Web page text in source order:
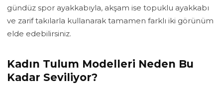
gündüz spor ayakkabıyla, akşam ise topuklu ayakkabı
ve zarif takılarla kullanarak tamamen farklı iki görünüm
elde edebilirsiniz.
Kadın Tulum Modelleri Neden Bu
Kadar Seviliyor?